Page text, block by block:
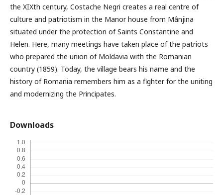
the XIXth century, Costache Negri creates a real centre of
culture and patriotism in the Manor house from Mânjina
situated under the protection of Saints Constantine and
Helen. Here, many meetings have taken place of the patriots
who prepared the union of Moldavia with the Romanian
country (1859). Today, the village bears his name and the
history of Romania remembers him as a fighter for the uniting
and modernizing the Principates.
Downloads